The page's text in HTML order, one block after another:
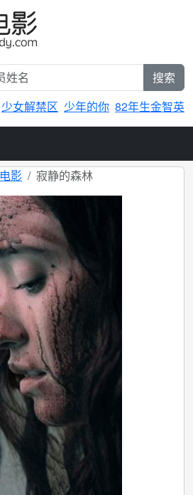
搜索
少女解禁区 少年的你 82年生金智英
电影 寂静的森林